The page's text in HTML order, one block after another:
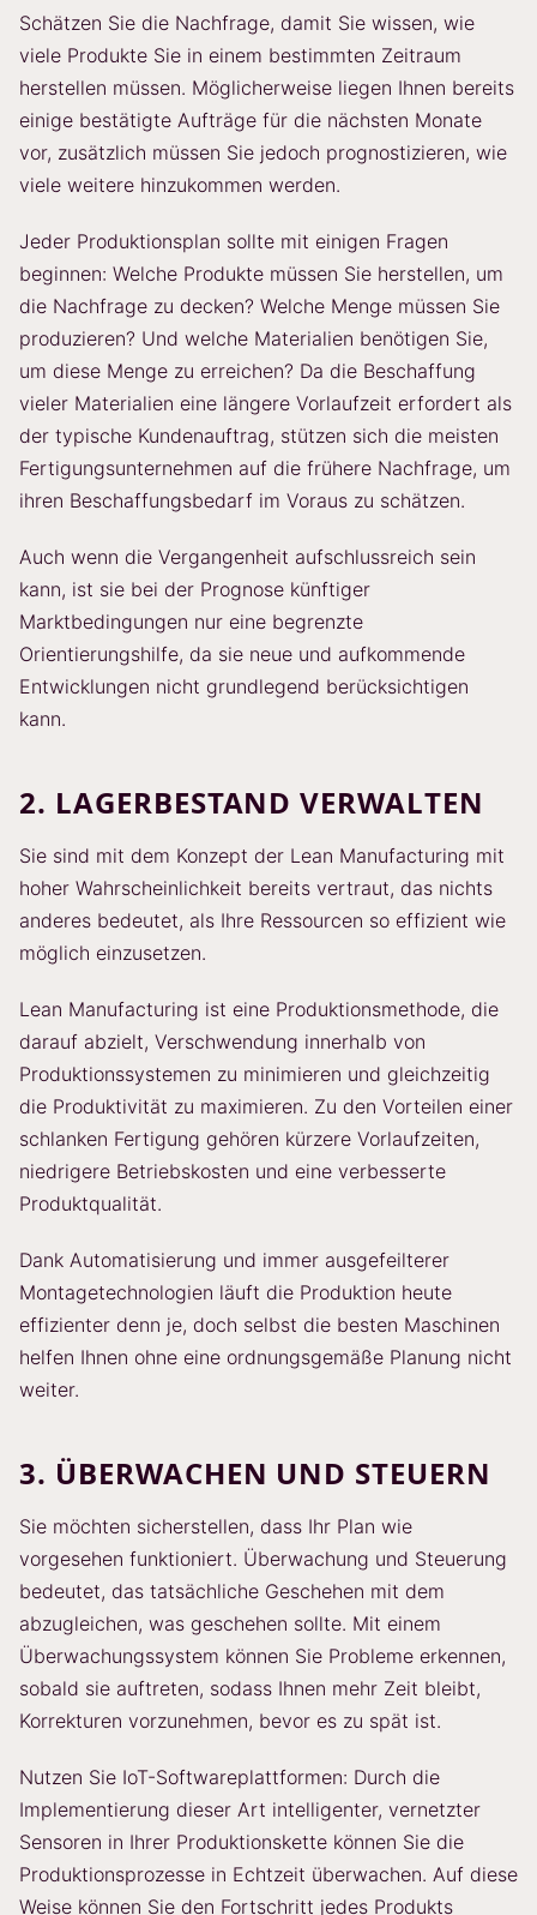
Schätzen Sie die Nachfrage, damit Sie wissen, wie
viele Produkte Sie in einem bestimmten Zeitraum
herstellen müssen. Möglicherweise liegen Ihnen bereits
einige bestätigte Aufträge für die nächsten Monate
vor, zusätzlich müssen Sie jedoch prognostizieren, wie
viele weitere hinzukommen werden.
Jeder Produktionsplan sollte mit einigen Fragen
beginnen: Welche Produkte müssen Sie herstellen, um
die Nachfrage zu decken? Welche Menge müssen Sie
produzieren? Und welche Materialien benötigen Sie,
um diese Menge zu erreichen? Da die Beschaffung
vieler Materialien eine längere Vorlaufzeit erfordert als
der typische Kundenauftrag, stützen sich die meisten
Fertigungsunternehmen auf die frühere Nachfrage, um
ihren Beschaffungsbedarf im Voraus zu schätzen.
Auch wenn die Vergangenheit aufschlussreich sein
kann, ist sie bei der Prognose künftiger
Marktbedingungen nur eine begrenzte
Orientierungshilfe, da sie neue und aufkommende
Entwicklungen nicht grundlegend berücksichtigen
kann.
2. LAGERBESTAND VERWALTEN
Sie sind mit dem Konzept der Lean Manufacturing mit
hoher Wahrscheinlichkeit bereits vertraut, das nichts
anderes bedeutet, als Ihre Ressourcen so effizient wie
möglich einzusetzen.
Lean Manufacturing ist eine Produktionsmethode, die
darauf abzielt, Verschwendung innerhalb von
Produktionssystemen zu minimieren und gleichzeitig
die Produktivität zu maximieren. Zu den Vorteilen einer
schlanken Fertigung gehören kürzere Vorlaufzeiten,
niedrigere Betriebskosten und eine verbesserte
Produktqualität.
Dank Automatisierung und immer ausgefeilterer
Montagetechnologien läuft die Produktion heute
effizienter denn je, doch selbst die besten Maschinen
helfen Ihnen ohne eine ordnungsgemäße Planung nicht
weiter.
3. ÜBERWACHEN UND STEUERN
Sie möchten sicherstellen, dass Ihr Plan wie
vorgesehen funktioniert. Überwachung und Steuerung
bedeutet, das tatsächliche Geschehen mit dem
abzugleichen, was geschehen sollte. Mit einem
Überwachungssystem können Sie Probleme erkennen,
sobald sie auftreten, sodass Ihnen mehr Zeit bleibt,
Korrekturen vorzunehmen, bevor es zu spät ist.
Nutzen Sie IoT-Softwareplattformen: Durch die
Implementierung dieser Art intelligenter, vernetzter
Sensoren in Ihrer Produktionskette können Sie die
Produktionsprozesse in Echtzeit überwachen. Auf diese
Weise können Sie den Fortschritt jedes Produkts